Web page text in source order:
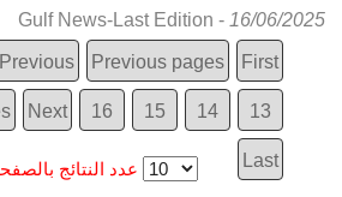
Gulf News-Last Edition - 16/06/2025
First
Previous pages
Previous
13
14
15
16
Next
Last عدد النتائج